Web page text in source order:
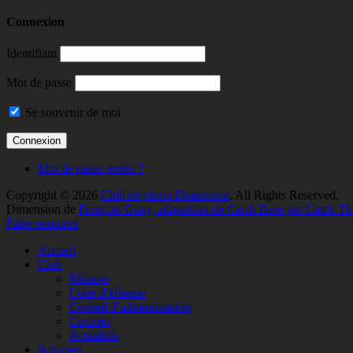
Connexion
Identifiant
Mot de passe
Se souvenir de moi
Mot de passe perdu ?
Copyright © 2026 Club de photo Dimension. All Rights Reserved.
Dimension de François Guay, adaptation de Catch Base par Catch
Faire remonter
Accueil
Club
Mission
Code d’éthique
Conseil d’administration
Comités
Actualités
Activités